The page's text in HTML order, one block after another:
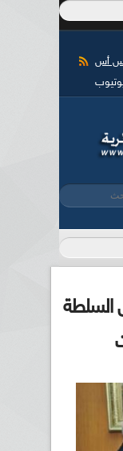
أس
البحث
السلطة